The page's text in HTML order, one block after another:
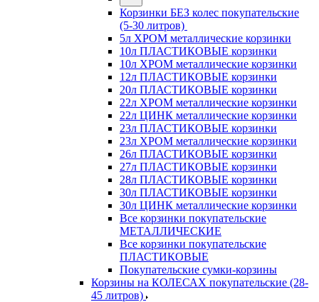
Корзинки БЕЗ колес покупательские
(5-30 литров)
5л ХРОМ металлические корзинки
10л ПЛАСТИКОВЫЕ корзинки
10л ХРОМ металлические корзинки
12л ПЛАСТИКОВЫЕ корзинки
20л ПЛАСТИКОВЫЕ корзинки
22л ХРОМ металлические корзинки
22л ЦИНК металлические корзинки
23л ПЛАСТИКОВЫЕ корзинки
23л ХРОМ металлические корзинки
26л ПЛАСТИКОВЫЕ корзинки
27л ПЛАСТИКОВЫЕ корзинки
28л ПЛАСТИКОВЫЕ корзинки
30л ПЛАСТИКОВЫЕ корзинки
30л ЦИНК металлические корзинки
Все корзинки покупательские
МЕТАЛЛИЧЕСКИЕ
Все корзинки покупательские
ПЛАСТИКОВЫЕ
Покупательские сумки-корзины
Корзины на КОЛЕСАХ покупательские (28-
45 литров)